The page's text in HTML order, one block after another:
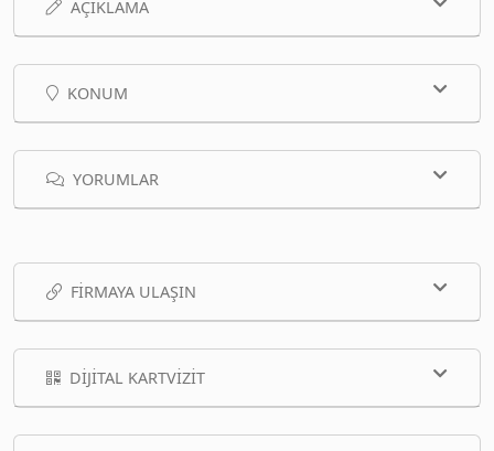
AÇIKLAMA
KONUM
YORUMLAR
FIRMAYA ULAŞIN
DIJITAL KARTVIZIT